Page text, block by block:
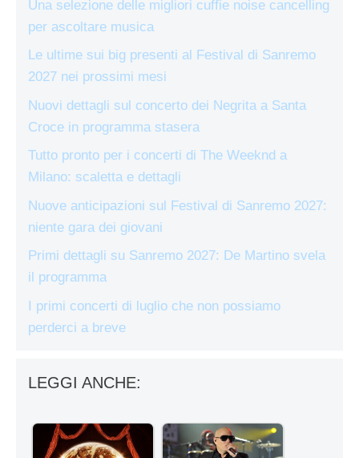
Una selezione delle migliori cuffie noise cancelling
per ascoltare musica
Le ultime sui big presenti al Festival di Sanremo
2027 nei prossimi mesi
Nuovi dettagli sul concerto dei Negrita a Santa
Croce in programma stasera
Tutto pronto per i concerti di The Weeknd a
Milano: scaletta e dettagli
Nuove anticipazioni sul Festival di Sanremo 2027:
niente gara dei giovani
Primi dettagli su Sanremo 2027: De Martino svela
il programma
I primi concerti di luglio che non possiamo
perderci a breve
LEGGI ANCHE: